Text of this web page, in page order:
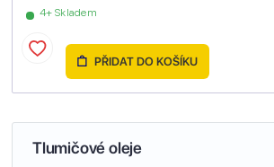
4+ Skladem
PŘIDAT DO KOŠÍKU
Tlumičové oleje